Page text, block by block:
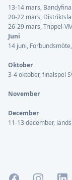
13-14 mars,
20-22 mars,
26-29 mars, Trippel-
Juni
14 juni,
Oktober
3-4 oktober, finalspel
November
December
11-13 december,